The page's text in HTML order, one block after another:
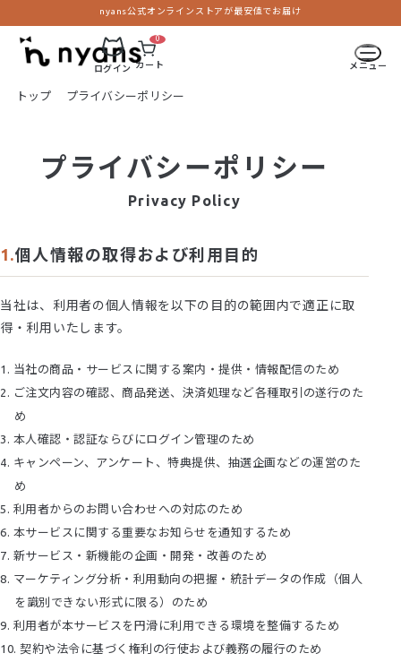
nyans公式オンラインストアが最安値でお届け
メニュー
ログイン
0
カート
トップ プライバシーポリシー
プライバシーポリシー
Privacy Policy
個人情報の取得および利用目的
当社は、利用者の個人情報を以下の目的の範囲内で適正に取
得・利用いたします。
当社の商品・サービスに関する案内・提供・情報配信のため
ご注文内容の確認、商品発送、決済処理など各種取引の遂行のた
め
本人確認・認証ならびにログイン管理のため
キャンペーン、アンケート、特典提供、抽選企画などの運営のた
め
利用者からのお問い合わせへの対応のため
本サービスに関する重要なお知らせを通知するため
新サービス・新機能の企画・開発・改善のため
マーケティング分析・利用動向の把握・統計データの作成（個人
を識別できない形式に限る）のため
利用者が本サービスを円滑に利用できる環境を整備するため
契約や法令に基づく権利の行使および義務の履行のため